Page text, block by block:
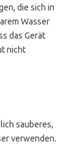
die sich in
Wasser
das Gerät
nicht
sauberes,
verwenden.